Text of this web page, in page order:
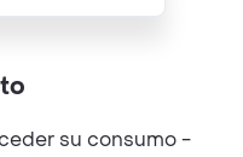
su consumo -